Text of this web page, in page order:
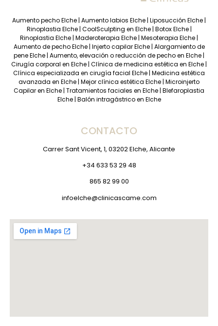
Aumento pecho Elche | Aumento labios Elche | Liposucción Elche |
Rinoplastia Elche| CoolSculpting en Elche| Botox Elche|
Rinoplastia Elche | Maderoterapia Elche | Mesoterapia Elche |
Aumento de pecho Elche| Injerto capilar Elche| Alargamiento de
pene Elche | Aumento, elevación o reducción de pecho en Elche |
Cirugía corporal en Elche | Clínica de medicina estética en Elche |
Clínica especializada en cirugía facial Elche | Medicina estética
avanzada en Elche | Mejor clínica estética Elche | Microinjerto
Capilar en Elche | Tratamientos faciales en Elche | Blefaroplastia
Elche| Balón intragástrico en Elche
CONTACTO
Carrer Sant Vicent, 1, 03202 Elche, Alicante
+34 633 53 29 48
865 82 99 00
infoelche@clinicascame.com